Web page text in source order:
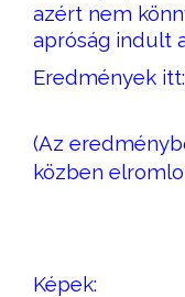
azért nem
apróság indult
Eredmények itt:
(Az
közben
Képek: